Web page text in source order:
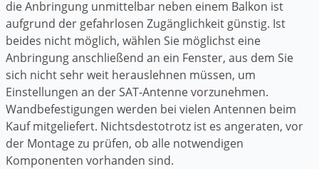
die Anbringung unmittelbar neben einem Balkon ist
aufgrund der gefahrlosen Zugänglichkeit günstig. Ist
beides nicht möglich, wählen Sie möglichst eine
Anbringung anschließend an ein Fenster, aus dem Sie
sich nicht sehr weit herauslehnen müssen, um
Einstellungen an der SAT-Antenne vorzunehmen.
Wandbefestigungen werden bei vielen Antennen beim
Kauf mitgeliefert. Nichtsdestotrotz ist es angeraten, vor
der Montage zu prüfen, ob alle notwendigen
Komponenten vorhanden sind.